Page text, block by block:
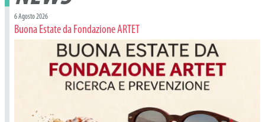
6 Agosto 2026
Buona Estate da Fondazione ARTET